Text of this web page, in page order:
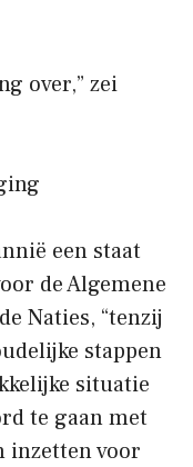
over,” zei
een staat
de Algemene
Naties, “tenzij
stappen
situatie
te gaan met
inzetten voor